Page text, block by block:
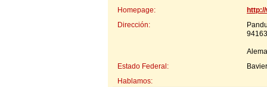
Homepage:
Dirección:
Estado Federal:
Hablamos: